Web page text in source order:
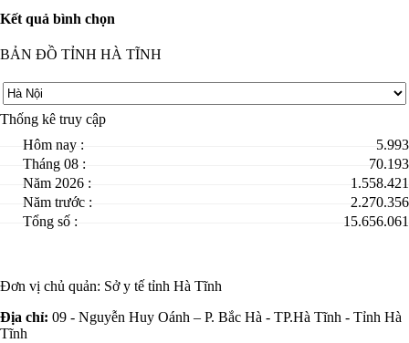
Kết quả bình chọn
BẢN ĐỒ TỈNH HÀ TĨNH
Thống kê truy cập
Hôm nay :
5.993
Tháng 08 :
70.193
Năm 2026 :
1.558.421
Năm trước :
2.270.356
Tổng số :
15.656.061
Đơn vị chủ quản: Sở y tế tỉnh Hà Tĩnh
Địa chỉ: 09 - Nguyễn Huy Oánh – P. Bắc Hà - TP.Hà Tĩnh - Tỉnh Hà
Tĩnh